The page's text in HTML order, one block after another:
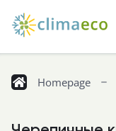
Homepage